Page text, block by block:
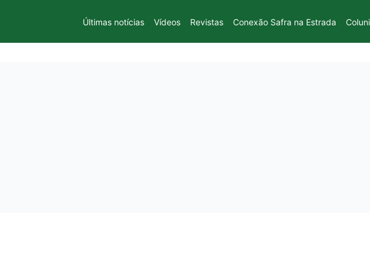
Últimas notícias Vídeos Revistas Conexão Safra na Estrada